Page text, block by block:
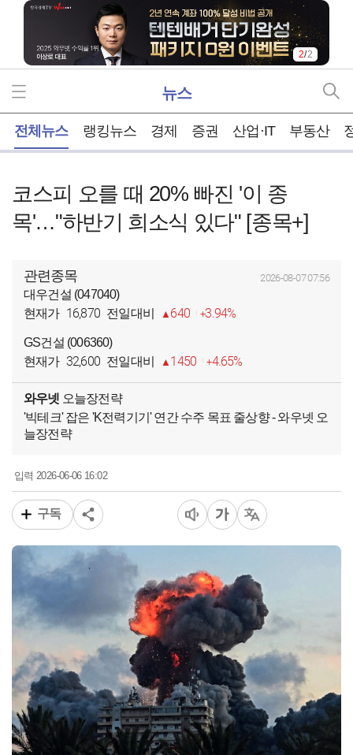
1/2
뉴스
전체뉴스 랭킹뉴스 경제 증권 산업·IT 부동산
코스피 오를 때 20% 빠진 '이 종
목'…"하반기 희소식 있다" [종목+]
관련종목 2026-08-07 07:56
대우건설 (047040)
현재가 16,870 전일대비 640 3.94%
GS건설 (006360)
현재가 32,600 전일대비 1450 4.65%
와우넷 오늘장전략
'빅테크' 잡은 'K전력기기' 연간 수주 목표 줄상향 - 와우넷 오
늘장전략
입력 2026-06-06 16:02
구독